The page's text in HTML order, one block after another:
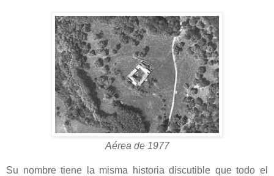
Aérea de 1977
Su nombre tiene la misma historia discutible que todo el